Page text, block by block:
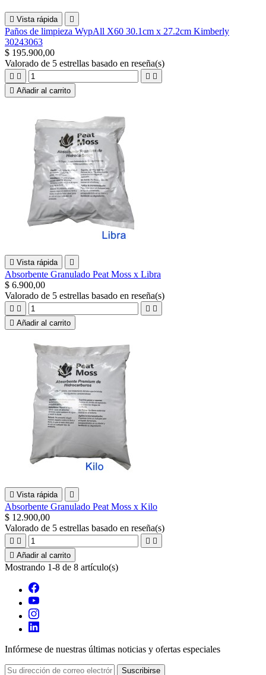
 Vista rápida 
Paños de limpieza WypAll X60 30.1cm x 27.2cm Kimberly
30243063
$ 195.900,00
Valorado de 5 estrellas basado en reseña(s)
   
 Añadir al carrito
 Vista rápida 
Absorbente Granulado Peat Moss x Libra
$ 6.900,00
Valorado de 5 estrellas basado en reseña(s)
   
 Añadir al carrito
 Vista rápida 
Absorbente Granulado Peat Moss x Kilo
$ 12.900,00
Valorado de 5 estrellas basado en reseña(s)
   
 Añadir al carrito
Mostrando 1-8 de 8 artículo(s)
Infórmese de nuestras últimas noticias y ofertas especiales